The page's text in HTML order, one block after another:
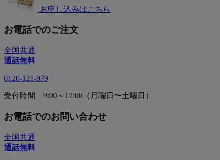
お申し込みはこちら
お電話でのご注文
全国共通
通話無料
0120-121-979
受付時間 9:00～17:00（月曜日〜土曜日）
お電話でのお問い合わせ
全国共通
通話無料